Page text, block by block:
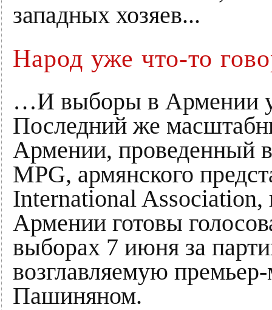
западных хозяев...
Народ уже что-то
…И выборы в Армении
Последний же
Армении, проведенный
MPG, армянского
International Association,
Армении готовы
выборах 7 июня за
возглавляемую
Пашиняном.